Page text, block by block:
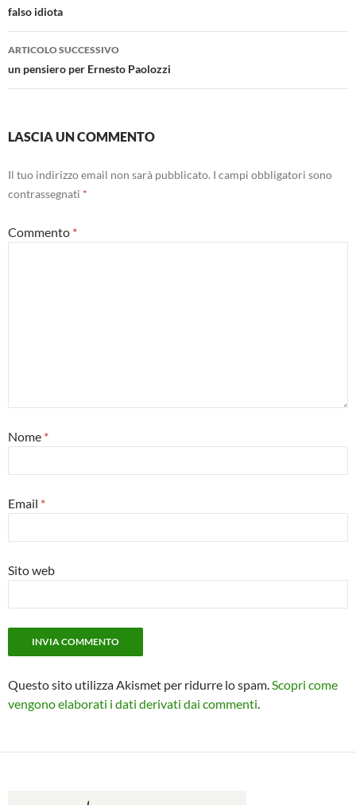
articolo
falso idiota
ARTICOLO SUCCESSIVO
un pensiero per Ernesto Paolozzi
LASCIA UN COMMENTO
Il tuo indirizzo email non sarà pubblicato. I campi obbligatori sono
contrassegnati *
Commento *
Nome *
Email *
Sito web
Questo sito utilizza Akismet per ridurre lo spam. Scopri come
vengono elaborati i dati derivati dai commenti